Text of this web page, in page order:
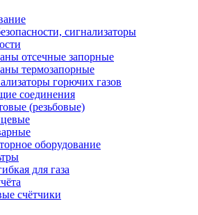
сигнализаторы
отсечные запорные
термозапорные
горючих газов
соединения
(резьбовые)
оборудование
для газа
счётчики